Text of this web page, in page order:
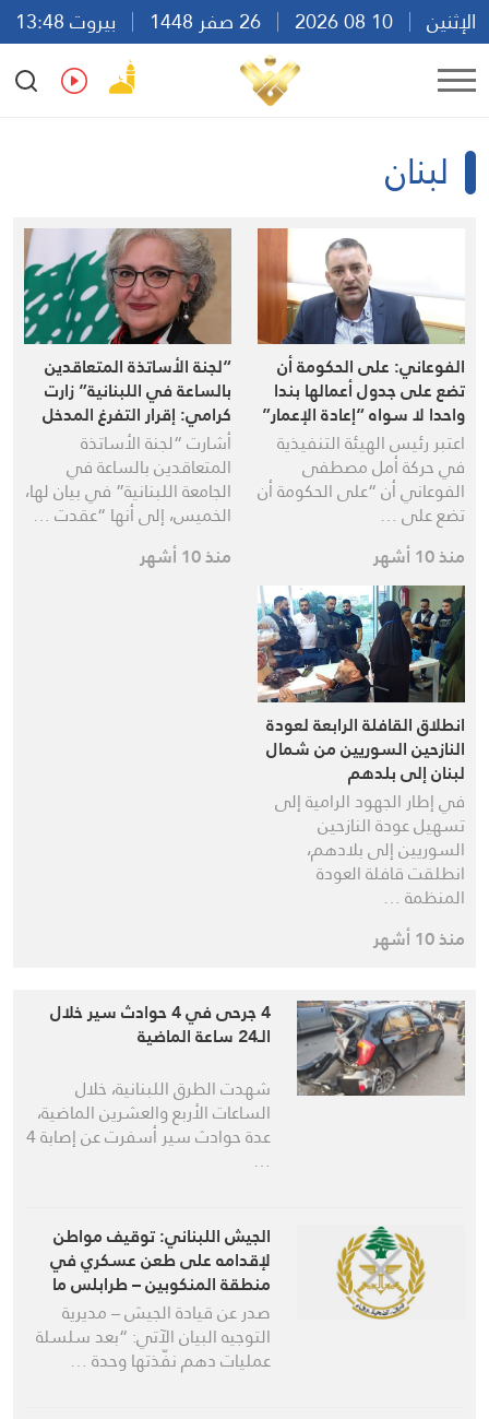
الإثنين
بيروت 13:48
Ar
En Fr Es
لبنان
الفوعاني: على الحكومة أن
تضع على جدول أعمالها بندا
واحدا لا سواه “إعادة الإعمار”
اعتبر رئيس الهيئة التنفيذية
في حركة أمل مصطفى
الفوعاني أن “على الحكومة أن
تضع على …
منذ 10 أشهر
“لجنة الأساتذة المتعاقدين
بالساعة في اللبنانية” زارت
كرامي: إقرار التفرغ المدخل
الأساسي لاستقرار الجامعة
أشارت “لجنة الأساتذة
المتعاقدين بالساعة في
الجامعة اللبنانية” في بيان لها،
الخميس، إلى أنها “عقدت …
منذ 10 أشهر
انطلاق القافلة الرابعة لعودة
النازحين السوريين من شمال
لبنان إلى بلدهم
في إطار الجهود الرامية إلى
تسهيل عودة النازحين
السوريين إلى بلادهم،
انطلقت قافلة العودة
المنظمة …
منذ 10 أشهر
4 جرحى في 4 حوادث سير خلال
الـ24 ساعة الماضية
شهدت الطرق اللبنانية، خلال
الساعات الأربع والعشرين الماضية،
عدة حوادث سير أسفرت عن إصابة 4
…
الجيش اللبناني: توقيف مواطن
لإقدامه على طعن عسكري في
منطقة المنكوبين – طرابلس ما
أسفر عن مقتله
صدر عن قيادة الجيش – مديرية
التوجيه البيان الآتي: “بعد سلسلة
عمليات دهم نفّذتها وحدة …